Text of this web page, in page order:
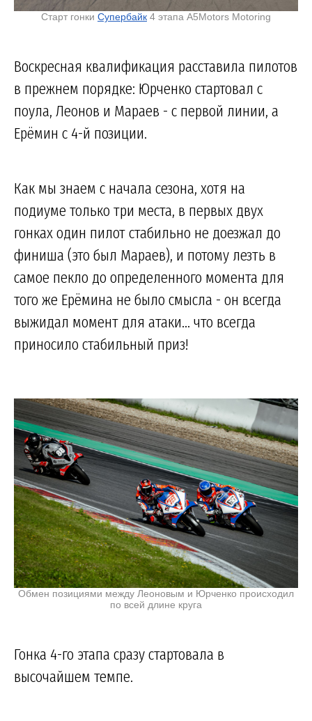
Старт гонки Супербайк 4 этапа A5Motors Motoring
Воскресная квалификация расставила пилотов
в прежнем порядке: Юрченко стартовал с
поула, Леонов и Мараев - с первой линии, а
Ерёмин с 4-й позиции.
Как мы знаем с начала сезона, хотя на
подиуме только три места, в первых двух
гонках один пилот стабильно не доезжал до
финиша (это был Мараев), и потому лезть в
самое пекло до определенного момента для
того же Ерёмина не было смысла - он всегда
выжидал момент для атаки... что всегда
приносило стабильный приз!
Обмен позициями между Леоновым и Юрченко происходил
по всей длине круга
Гонка 4-го этапа сразу стартовала в
высочайшем темпе.